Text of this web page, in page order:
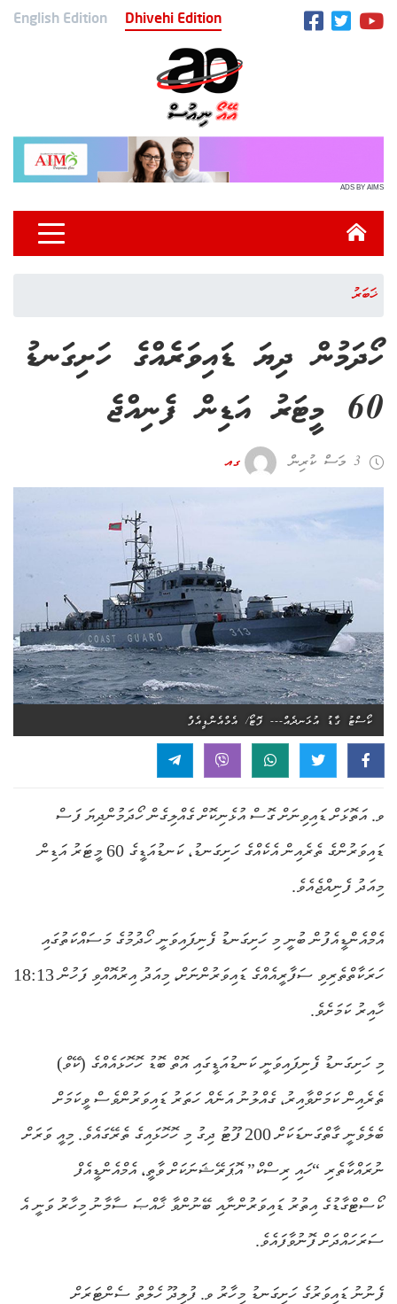
English Edition Dhivehi Edition
ADS BY AIMS
ޚަބަރު
ހޯދަމުން ދިޔަ ޑައިވަރެއްގެ ހަށިގަނޑު
60 މީޓަރު އަޑިން ފެނިއްޖެ
3 މަސް ކުރިން ގއ
ކޯސްޓު ގާޑު އުޅަނދެއް--- ފޮޓޯ/ އެމްއެންޑީއެފް
ވ. އަތޮޅަށް ޑައިވިނަށް ގޮސް އުޅެނިކޮށް ގެއްލިގެން ހޯދަމުންދިޔަ ފަސް
ޑައިވަރުންގެ ތެރެއިން އެކެއްގެ ހަށިގަނޑު، ކަނޑުއަޑީގެ 60 މީޓަރު އަޑިން
މިއަދު ފެނިއްޖެއެވެ.
އެމްއެންޑީއެފުން ބުނީ މި ހަށިގަނޑު ފެނިފައިވަނީ ހޯދުމުގެ މަސައްކަތުގައި
ހަރަކާތްތެރިވި ސަފާރީއެއްގެ ޑައިވަރުންނަށް، މިއަދު އިރުއޮއްވި ފަހުން 18:13
ހާއިރު ކަމަށެވެ.
މި ހަށިގަނޑު ފެނިފައިވަނީ ކަނޑުއަޑީގައި އޮތް ބޮޑު ހޮހޮޅައެއްގެ (ކޭވް)
ތެރެއިން ކަމަށްވާއިރު، ގެއްލުނު އަނެއް ހަތަރު ޑައިވަރުންވެސް ވީކަމަށް
ބެލެވެނީ ގާތްގަނޑަކަށް 200 ފޫޓު ދިގު މި ހޮހޮޅައިގެ ތެރޭގައެވެ. މިއީ ވަރަށް
ނުރައްކާތެރި “ހައި ރިސްކް” އޮޕަރޭޝަނަކަށް ވާތީ، އެމްއެންޑީއެފް
ކޯސްޓްގާޑުގެ އިތުރު ޑައިވަރުންނާއި ބޭނުންވާ ޚާއްޞަ ސާމާނު މިހާރު ވަނީ އެ
ސަރަހައްދަށް ފޮނުވާފައެވެ.
ފެނުނު ޑައިވަރުގެ ހަށިގަނޑު މިހާރު ވ. ފުލިދޫ ހެލްތު ސެންޓަރަށް